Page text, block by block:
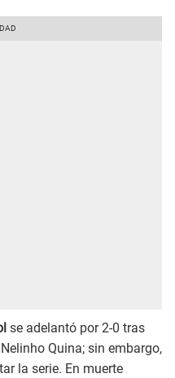
se adelantó por 2-0 tras
Quina; sin embargo,
la serie. En muerte